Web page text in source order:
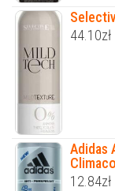
44.10zł
Adidas
12.84zł